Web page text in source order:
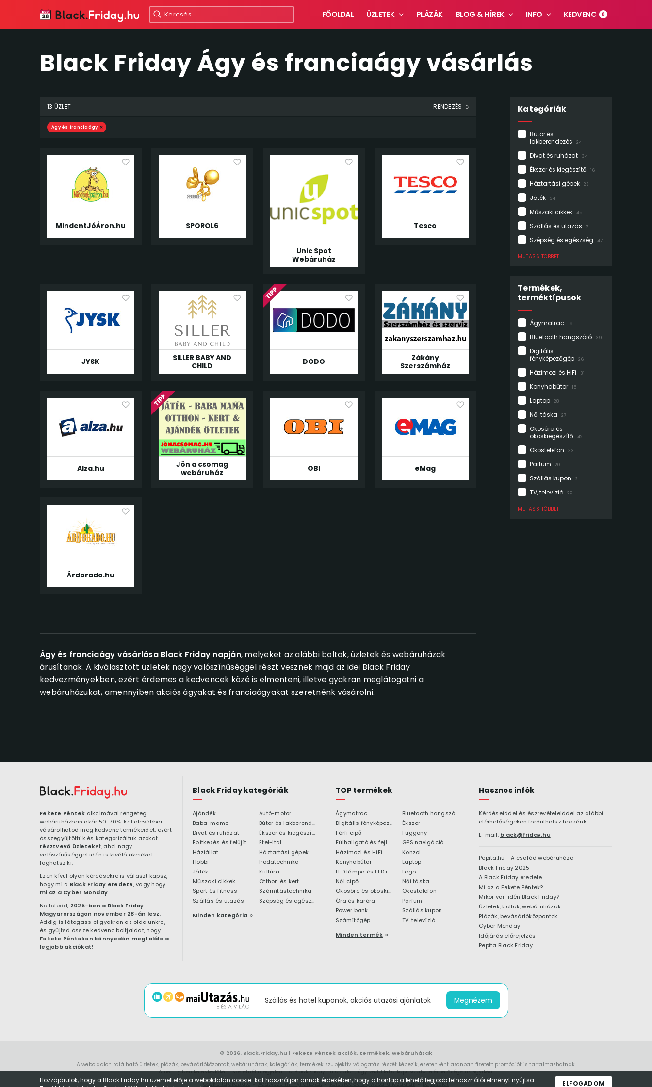
Hozzájárulok, hogy a Black.Friday.hu üzemeltetője a weboldalán cookie-kat használjon annak érdekében, hogy a honlap a lehető legjobb felhasználói élményt nyújtsa.
ELFOGADOM
FŐOLDAL ÜZLETEK PLÁZÁK BLOG & HÍREK INFO KEDVENC 0
Black Friday Ágy és franciaágy vásárlás
Kategóriák
Bútor és
lakberendezés
24
Divat és ruházat 34
Ékszer és kiegészítő 16
Háztartási gépek 23
Játék 34
Műszaki cikkek 45
Szállás és utazás 2
Szépség és egészség 47
MUTASS TÖBBET
Termékek,
terméktípusok
Ágymatrac 19
Bluetooth hangszóró 39
Digitális
fényképezőgép
26
Házimozi és HiFi 31
Konyhabútor 15
Laptop 28
Női táska 27
Okosóra és
okoskiegészítő
42
Okostelefon 33
Parfüm 20
Szállás kupon 2
TV, televízió 29
MUTASS TÖBBET
13 ÜZLET
Ágy és franciaágy
MindentJóÁron.hu SPOROL6
Unic Spot
Webáruház
Tesco
JYSK
SILLER BABY AND
CHILD
DODO
Zákány
Szerszámház
Alza.hu
Jön a csomag
webáruház
OBI eMag
Árdorado.hu
Ágy és franciaágy vásárlása Black Friday napján, melyeket az alábbi boltok, üzletek és webáruházak
árusítanak. A kiválasztott üzletek nagy valószínűséggel részt vesznek majd az idei Black Friday
kedvezményekben, ezért érdemes a kedvencek közé is elmenteni, illetve gyakran meglátogatni a
webáruházukat, amennyiben akciós ágyakat és franciaágyakat szeretnénk vásárolni.
Fekete Péntek alkalmával rengeteg
webáruházban akár 50-70%-kal olcsóbban
vásárolhatod meg kedvenc termékeidet, ezért
összegyűjtöttük és kategorizáltuk azokat
résztvevő üzleteket, ahol nagy
valószínűséggel idén is kiváló akciókat
foghatsz ki.
Ezen kívül olyan kérdésekre is választ kapsz,
hogy mi a Black Friday eredete, vagy hogy
mi az a Cyber Monday.
Ne feledd, 2025-ben a Black Friday
Magyarországon november 28-án lesz.
Addig is látogass el gyakran az oldalunkra,
és gyűjtsd össze kedvenc boltjaidat, hogy
Fekete Pénteken könnyedén megtaláld a
legjobb akciókat!
Black Friday kategóriák
Ajándék
Autó-motor
Baba-mama
Bútor és lakberendezés
Divat és ruházat
Ékszer és kiegészítő
Építkezés és felújítás
Étel-ital
Háziállat
Háztartási gépek
Hobbi
Irodatechnika
Játék
Kultúra
Műszaki cikkek
Otthon és kert
Sport és fitness
Számítástechnika
Szállás és utazás
Szépség és egészség
Minden kategória
TOP termékek
Ágymatrac
Bluetooth hangszóró
Digitális fényképezőgép
Ékszer
Férfi cipő
Függöny
Fülhallgató és fejlhallgató
GPS navigáció
Házimozi és HiFi
Konzol
Konyhabútor
Laptop
LED lámpa és LED izzó
Lego
Női cipő
Női táska
Okosóra és okoskiegészítő
Okostelefon
Óra és karóra
Parfüm
Power bank
Szállás kupon
Számítógép
TV, televízió
Minden termék
Hasznos infók
Kérdéseiddel és észrevételeiddel az alábbi
elérhetőségeken fordulhatsz hozzánk:
E-mail: black@friday.hu
Pepita.hu - A család webáruháza
Black Friday 2025
A Black Friday eredete
Mi az a Fekete Péntek?
Mikor van idén Black Friday?
Üzletek, boltok, webáruházak
Plázák, bevásárlóközpontok
Cyber Monday
Időjárás előrejelzés
Pepita Black Friday
Szállás és hotel kuponok, akciós utazási ajánlatok Megnézem
© 2026. Black.Friday.hu | Fekete Péntek akciók, termékek, webáruházak
A weboldalon található üzletek, plázák, bevásárlóközontok, webáruházak, kategóriák, termékek szubjektív válogatás részét képezik, esetenként azonban fizetett promóciót is tartalmazhatnak.
Amennyiben kereskedőként szeretnél megjelenni a Black.Friday.hu oldalon, úgy vedd fel a kapcsolatotelérhetőségeinkegyikén.
Cookie tájékoztató
Adatvédelmi nyilatkozat Kereskedőknek, webáruházaknak Kapcsolat